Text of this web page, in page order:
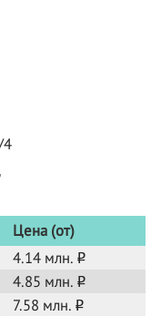
4
Цена (от)
4.14 млн. o
4.85 млн. o
7.58 млн. o